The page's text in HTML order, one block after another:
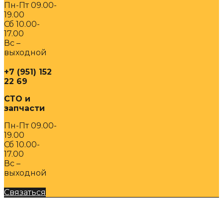
Пн-Пт 09.00-
19.00
Сб 10.00-
17.00
Вс –
выходной
+7 (951) 152
22 69
СТО и
запчасти
Пн-Пт 09.00-
19.00
Сб 10.00-
17.00
Вс –
выходной
Связаться